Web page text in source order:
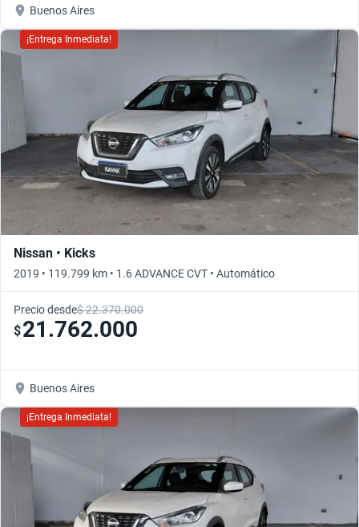
Buenos Aires
¡Entrega Inmediata!
Nissan • Kicks
2019 • 119.799 km • 1.6 ADVANCE CVT • Automático
Precio desde$ 22.370.000
$21.762.000
Buenos Aires
¡Entrega Inmediata!